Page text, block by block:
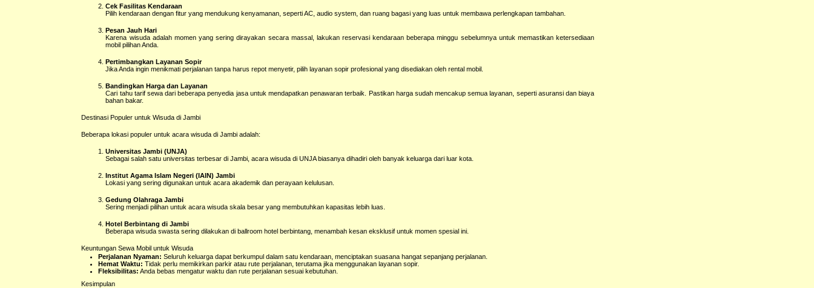
Cek Fasilitas Kendaraan
Pilih kendaraan dengan fitur yang mendukung kenyamanan, seperti AC, audio system, dan ruang bagasi yang luas untuk membawa perlengkapan tambahan.
Pesan Jauh Hari
Karena wisuda adalah momen yang sering dirayakan secara massal, lakukan reservasi kendaraan beberapa minggu sebelumnya untuk memastikan ketersediaan
mobil pilihan Anda.
Pertimbangkan Layanan Sopir
Jika Anda ingin menikmati perjalanan tanpa harus repot menyetir, pilih layanan sopir profesional yang disediakan oleh rental mobil.
Bandingkan Harga dan Layanan
Cari tahu tarif sewa dari beberapa penyedia jasa untuk mendapatkan penawaran terbaik. Pastikan harga sudah mencakup semua layanan, seperti asuransi dan biaya
bahan bakar.
Destinasi Populer untuk Wisuda di Jambi
Beberapa lokasi populer untuk acara wisuda di Jambi adalah:
Universitas Jambi (UNJA)
Sebagai salah satu universitas terbesar di Jambi, acara wisuda di UNJA biasanya dihadiri oleh banyak keluarga dari luar kota.
Institut Agama Islam Negeri (IAIN) Jambi
Lokasi yang sering digunakan untuk acara akademik dan perayaan kelulusan.
Gedung Olahraga Jambi
Sering menjadi pilihan untuk acara wisuda skala besar yang membutuhkan kapasitas lebih luas.
Hotel Berbintang di Jambi
Beberapa wisuda swasta sering dilakukan di ballroom hotel berbintang, menambah kesan eksklusif untuk momen spesial ini.
Keuntungan Sewa Mobil untuk Wisuda
Perjalanan Nyaman: Seluruh keluarga dapat berkumpul dalam satu kendaraan, menciptakan suasana hangat sepanjang perjalanan.
Hemat Waktu: Tidak perlu memikirkan parkir atau rute perjalanan, terutama jika menggunakan layanan sopir.
Fleksibilitas: Anda bebas mengatur waktu dan rute perjalanan sesuai kebutuhan.
Kesimpulan